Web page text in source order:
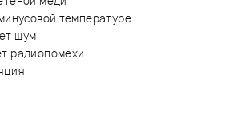
температуре
шум
радиопомехи